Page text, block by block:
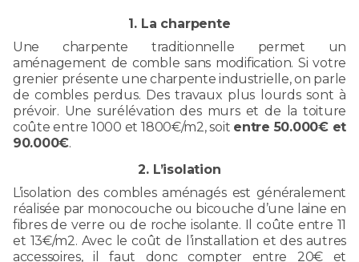
1. La charpente
Une charpente traditionnelle permet un
aménagement de comble sans modification. Si votre
grenier présente une charpente industrielle, on parle
de combles perdus. Des travaux plus lourds sont à
prévoir. Une surélévation des murs et de la toiture
coûte entre 1000 et 1800€/m2, soit entre 50.000€ et
90.000€.
2. L’isolation
L’isolation des combles aménagés est généralement
réalisée par monocouche ou bicouche d’une laine en
fibres de verre ou de roche isolante. Il coûte entre 11
et 13€/m2. Avec le coût de l’installation et des autres
accessoires, il faut donc compter entre 20€ et